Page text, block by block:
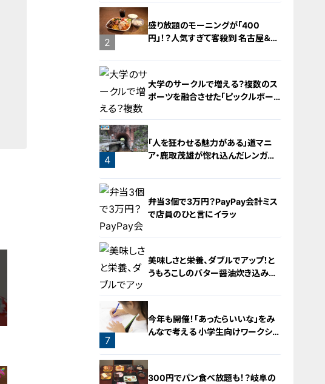
2
盛り放題のモーニングが「400
円」！？人気すぎて客殺到 名古屋＆岐
3
大学のサークルで増える？複数のス
ポーツを融合させた「ピックルボー
4
「人を狂わせる魅力がある」道マニ
ア・鹿取茂雄が惚れ込んだレンガの
5
弁当3個で3万円？PayPay会計ミス
で店員のひと言にイラッ
6
美味しさと栄養、ダブルでアップ！と
うもろこしのバター醤油炊き込みご
7
今年も開催！「あったらいいな」をみ
んなで考える 小学生向けワークショ
300円でパン食べ放題も！？岐阜の